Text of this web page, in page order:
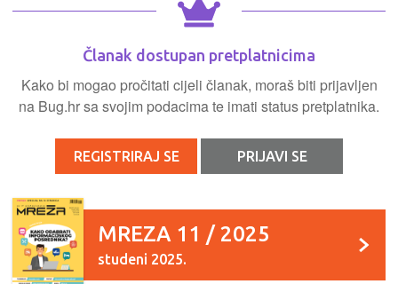
Članak dostupan pretplatnicima
Kako bi mogao pročitati cijeli članak, moraš biti prijavljen
na Bug.hr sa svojim podacima te imati status pretplatnika.
REGISTRIRAJ SE PRIJAVI SE
MREZA 11 / 2025
studeni 2025.